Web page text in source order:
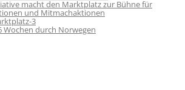
macht den Marktplatz zur Bühne für
und Mitmachaktionen
3
Wochen durch Norwegen